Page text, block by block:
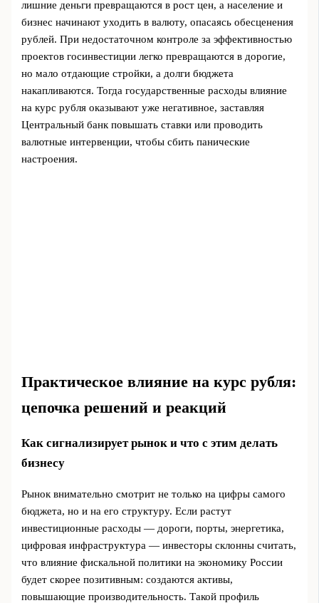
лишние деньги превращаются в рост цен, а население и
бизнес начинают уходить в валюту, опасаясь обесценения
рублей. При недостаточном контроле за эффективностью
проектов госинвестиции легко превращаются в дорогие,
но мало отдающие стройки, а долги бюджета
накапливаются. Тогда государственные расходы влияние
на курс рубля оказывают уже негативное, заставляя
Центральный банк повышать ставки или проводить
валютные интервенции, чтобы сбить панические
настроения.
Практическое влияние на курс рубля:
цепочка решений и реакций
Как сигнализирует рынок и что с этим делать
бизнесу
Рынок внимательно смотрит не только на цифры самого
бюджета, но и на его структуру. Если растут
инвестиционные расходы — дороги, порты, энергетика,
цифровая инфраструктура — инвесторы склонны считать,
что влияние фискальной политики на экономику России
будет скорее позитивным: создаются активы,
повышающие производительность. Такой профиль